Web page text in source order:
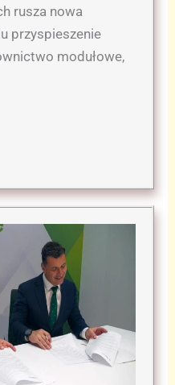
rusza nowa
przyspieszenie
modułowe,